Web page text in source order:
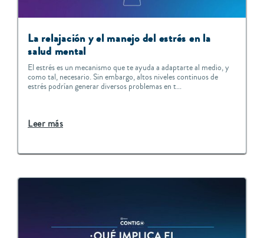
La relajación y el manejo del estrés en la
salud mental
El estrés es un mecanismo que te ayuda a adaptarte al medio, y
como tal, necesario. Sin embargo, altos niveles continuos de
estrés podrían generar diversos problemas en t...
Leer más